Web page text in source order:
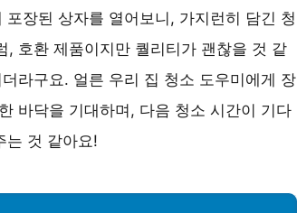
장된 상자를 열어보니, 가지런히 담긴 청
, 호환 제품이지만 퀄리티가 괜찮을 것 같
라구요. 얼른 우리 집 청소 도우미에게 장
바닥을 기대하며, 다음 청소 시간이 기다
는 것 같아요!